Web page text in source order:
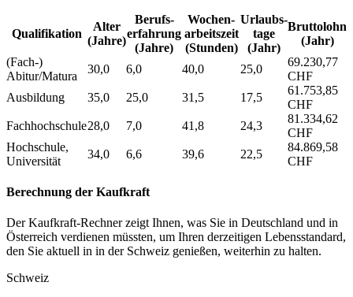
Qualifikation
Alter
(Jahre)
Berufs­
erfahrung
(Jahre)
Wochen­
arbeitszeit
(Stunden)
Urlaubs­
tage
(Jahr)
Bruttolohn
(Jahr)
(Fach-)
Abitur/Matura
30,0 6,0 40,0 25,0
69.230,77
CHF
Ausbildung
35,0 25,0 31,5 17,5
61.753,85
CHF
Fachhochschule28,0 7,0 41,8 24,3
81.334,62
CHF
Hochschule,
Universität
34,0 6,6 39,6 22,5
84.869,58
CHF
Berechnung der Kaufkraft
Der Kaufkraft-Rechner zeigt Ihnen, was Sie in Deutschland und in
Österreich verdienen müssten, um Ihren derzeitigen Lebensstandard,
den Sie aktuell in in der Schweiz genießen, weiterhin zu halten.
Schweiz